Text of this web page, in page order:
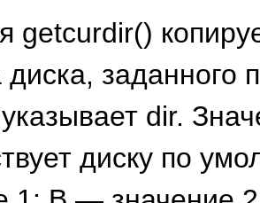
getcurdir()
диска, заданного
dir.
диску по